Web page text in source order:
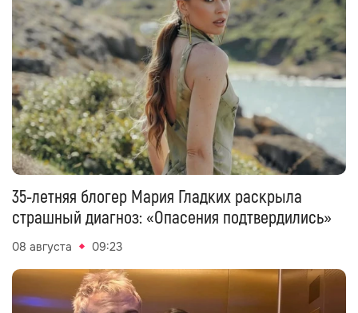
35-летняя блогер Мария Гладких раскрыла
страшный диагноз: «Опасения подтвердились»
08 августа 09:23